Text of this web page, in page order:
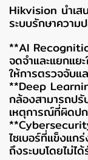
Hikvision นำเส
ระบบรักษาควา
**AI
จดจำและแยกแย
ให้การตรวจจับแ
**Deep
กล้องสามารถป
เหตุการณ์ที่ผิดป
ไซเบอร์ที่แข็งแก
ถึงระบบโดยไม่ไ